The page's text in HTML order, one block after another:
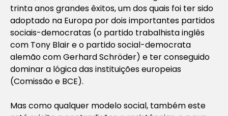
trinta anos grandes êxitos, um dos quais foi ter sido
adoptado na Europa por dois importantes partidos
sociais-democratas (o partido trabalhista inglês
com Tony Blair e o partido social-democrata
alemão com Gerhard Schröder) e ter conseguido
dominar a lógica das instituições europeias
(Comissão e BCE).
Mas como qualquer modelo social, também este